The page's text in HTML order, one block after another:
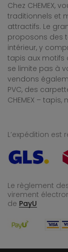
Chez CHEMEX,
traditionnels et
attractifs. Le
proposons des
intérieur, y
tapis aux motifs
se limite pas à
vendons
PVC, des
CHEMEX –
L’expédition est
Le règlement
virement
de PayU